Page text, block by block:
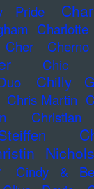
Pride
Cher
Chic
Chilly
Chris Martin
Nichols
Cindy &